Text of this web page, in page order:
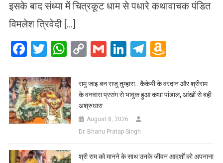
इसके बाद संध्या में चित्रकूट धाम से पधारे कथावाचक पंडित
विमलेश त्रिवेदी […]
Facebook
Twitter
WhatsApp
CopyGmailLinkedIn
Telegram
List
रामु जाइ बन राजु तुम्हारा…कैकेयी के वरदान और श्रीराम
के वनवास प्रसंग से भावुक हुआ कथा पांडाल, आंखों से बही
अश्रुधारा
August 8, 2026
Dr. Bhanu Pratap Singh
​श्री राम को मानने के साथ उनके जीवन आदर्शों को अपनाना